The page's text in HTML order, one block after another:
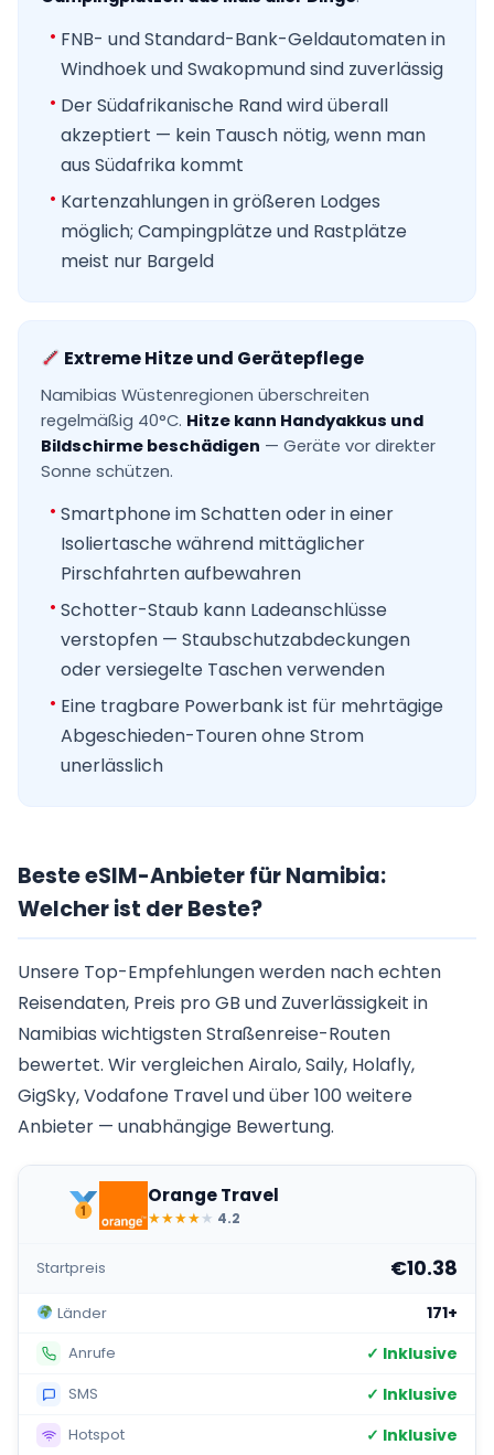
FNB- und Standard-Bank-Geldautomaten in
Windhoek und Swakopmund sind zuverlässig
Der Südafrikanische Rand wird überall
akzeptiert — kein Tausch nötig, wenn man
aus Südafrika kommt
Kartenzahlungen in größeren Lodges
möglich; Campingplätze und Rastplätze
meist nur Bargeld
Extreme Hitze und Gerätepflege
Namibias Wüstenregionen überschreiten
regelmäßig 40°C. Hitze kann Handyakkus und
Bildschirme beschädigen — Geräte vor direkter
Sonne schützen.
Smartphone im Schatten oder in einer
Isoliertasche während mittäglicher
Pirschfahrten aufbewahren
Schotter-Staub kann Ladeanschlüsse
verstopfen — Staubschutzabdeckungen
oder versiegelte Taschen verwenden
Eine tragbare Powerbank ist für mehrtägige
Abgeschieden-Touren ohne Strom
unerlässlich
Beste eSIM-Anbieter für Namibia:
Welcher ist der Beste?
Unsere Top-Empfehlungen werden nach echten
Reisendaten, Preis pro GB und Zuverlässigkeit in
Namibias wichtigsten Straßenreise-Routen
bewertet. Wir vergleichen Airalo, Saily, Holafly,
GigSky, Vodafone Travel und über 100 weitere
Anbieter — unabhängige Bewertung.
Orange Travel
★★★★★ 4.2
Startpreis €10.38
Länder 171+
Anrufe ✓ Inklusive
SMS ✓ Inklusive
Hotspot ✓ Inklusive